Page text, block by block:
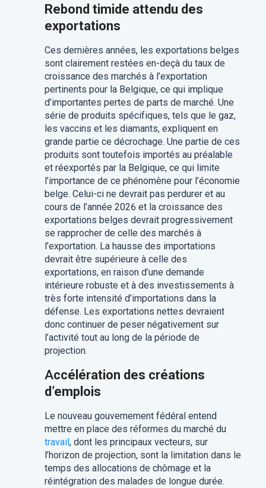
Rebond timide attendu des
exportations
Ces dernières années, les exportations belges
sont clairement restées en-deçà du taux de
croissance des marchés à l’exportation
pertinents pour la Belgique, ce qui implique
d’importantes pertes de parts de marché. Une
série de produits spécifiques, tels que le gaz,
les vaccins et les diamants, expliquent en
grande partie ce décrochage. Une partie de ces
produits sont toutefois importés au préalable
et réexportés par la Belgique, ce qui limite
l’importance de ce phénomène pour l’économie
belge. Celui-ci ne devrait pas perdurer et au
cours de l’année 2026 et la croissance des
exportations belges devrait progressivement
se rapprocher de celle des marchés à
l’exportation. La hausse des importations
devrait être supérieure à celle des
exportations, en raison d’une demande
intérieure robuste et à des investissements à
très forte intensité d’importations dans la
défense. Les exportations nettes devraient
donc continuer de peser négativement sur
l’activité tout au long de la période de
projection.
Accélération des créations
d’emplois
Le nouveau gouvernement fédéral entend
mettre en place des réformes du marché du
travail, dont les principaux vecteurs, sur
l’horizon de projection, sont la limitation dans le
temps des allocations de chômage et la
réintégration des malades de longue durée.